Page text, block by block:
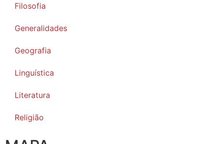
Filosofia
Generalidades
Geografia
Linguística
Literatura
Religião